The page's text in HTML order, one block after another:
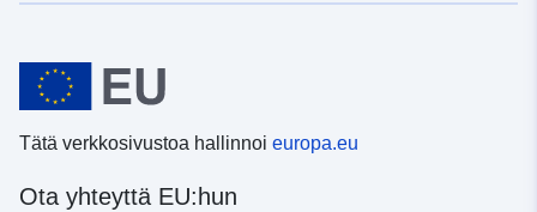
Tätä verkkosivustoa hallinnoi europa.eu
Ota yhteyttä EU:hun